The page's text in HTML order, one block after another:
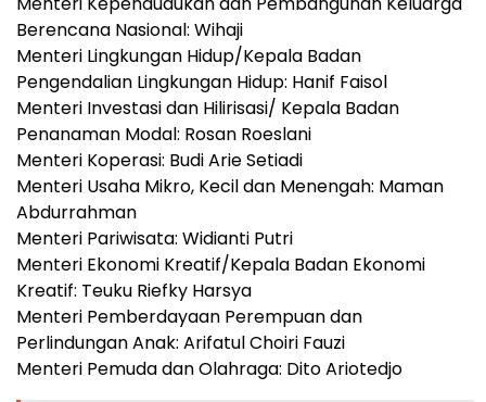
Berencana Nasional: Wihaji
Menteri Lingkungan Hidup/Kepala Badan
Pengendalian Lingkungan Hidup: Hanif Faisol
Menteri Investasi dan Hilirisasi/ Kepala Badan
Penanaman Modal: Rosan Roeslani
Menteri Koperasi: Budi Arie Setiadi
Menteri Usaha Mikro, Kecil dan Menengah: Maman
Abdurrahman
Menteri Pariwisata: Widianti Putri
Menteri Ekonomi Kreatif/Kepala Badan Ekonomi
Kreatif: Teuku Riefky Harsya
Menteri Pemberdayaan Perempuan dan
Perlindungan Anak: Arifatul Choiri Fauzi
Menteri Pemuda dan Olahraga: Dito Ariotedjo